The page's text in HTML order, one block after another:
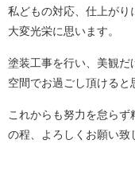
私どもの対応、仕上がり
大変光栄に思います。
塗装工事を行い、美観だ
空間でお過ごし頂けると
これからも努力を怠ら
の程、よろしくお願い致